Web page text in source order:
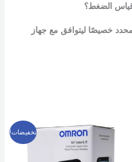
قياس الضغط؟
خصيصًا ليتوافق مع جهاز
تخفيضات!
السعر
الأصلي
هو:
6,000 EGP.
السعر
الحالي